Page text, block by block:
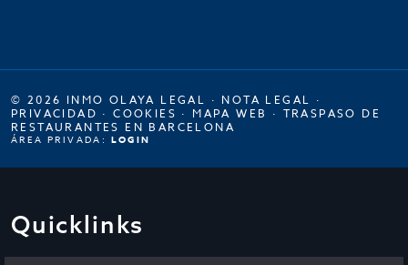
© 2026 INMO OLAYA LEGAL · NOTA LEGAL ·
PRIVACIDAD ·COOKIES · MAPA WEB · TRASPASO DE
RESTAURANTES EN BARCELONA
ÁREA PRIVADA: LOGIN
Quicklinks